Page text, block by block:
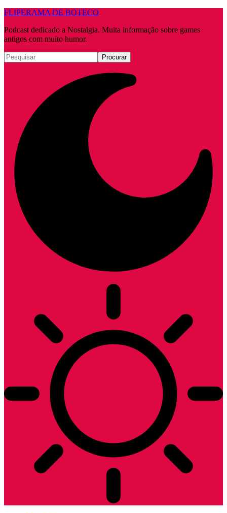
FLIPERAMA DE BOTECO
Podcast dedicado a Nostalgia. Muita informação sobre games
antigos com muito humor.